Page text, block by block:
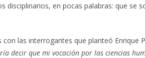
disciplinarios, en pocas palabras: que se
las interrogantes que planteó Enrique
decir que mi vocación por las ciencias